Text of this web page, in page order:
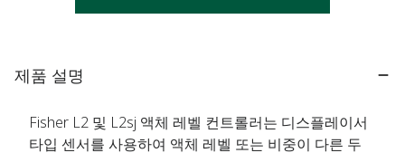
제품 설명
Fisher L2 및 L2sj 액체 레벨 컨트롤러는 디스플레이서
타입 센서를 사용하여 액체 레벨 또는 비중이 다른 두